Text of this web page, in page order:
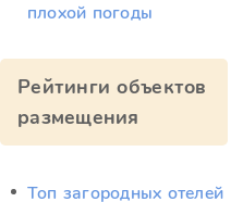
плохой погоды
Рейтинги объектов
размещения
Топ загородных отелей